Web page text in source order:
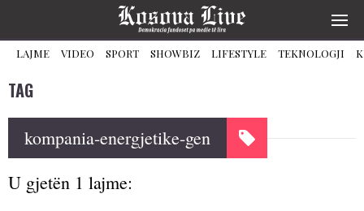
LAJME VIDEO SPORT SHOWBIZ LIFESTYLE TEKNOLOGJI
TAG
kompania-energjetike-gen
U gjetën 1 lajme: